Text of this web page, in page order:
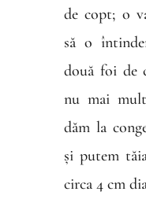
de copt; o
să o
două foi de
nu mai
dăm la
și putem
circa 4 cm